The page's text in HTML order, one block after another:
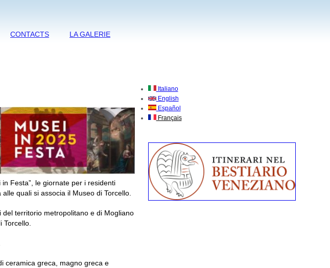
CONTACTS LA GALERIE
Festa”, le giornate per i residenti
quali si associa il Museo di Torcello.
del territorio metropolitano e di Mogliano
Torcello.
ceramica greca, magno greca e
Italiano
English
Español
Français